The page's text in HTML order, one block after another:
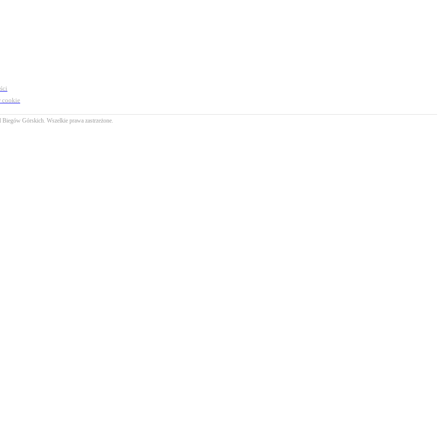
cookie
Górskich. Wszelkie prawa zastrzeżone.